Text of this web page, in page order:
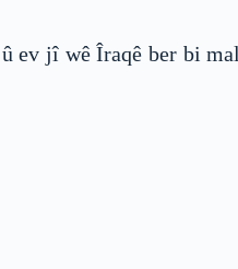
ev jî wê Îraqê ber bi